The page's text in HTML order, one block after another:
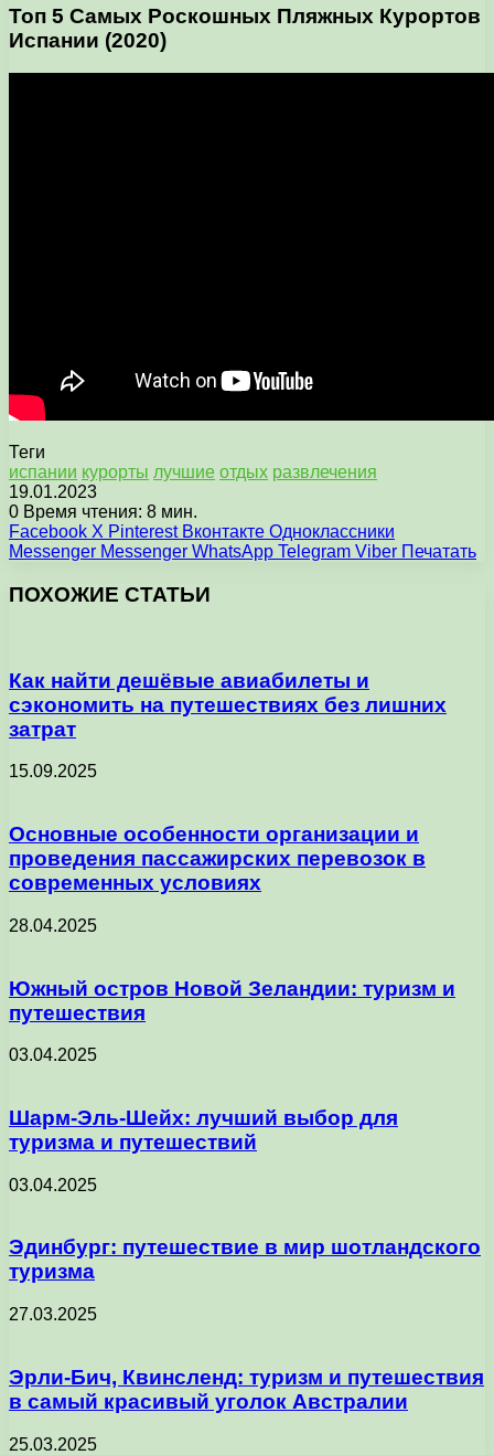
Топ 5 Самых Роскошных Пляжных Курортов
Испании (2020)
Теги
испании курорты лучшие отдых развлечения
19.01.2023
0 Время чтения: 8 мин.
Facebook X Pinterest Вконтакте Одноклассники
Messenger Messenger WhatsApp Telegram Viber Печатать
ПОХОЖИЕ СТАТЬИ
Как найти дешёвые авиабилеты и
сэкономить на путешествиях без лишних
затрат
15.09.2025
Основные особенности организации и
проведения пассажирских перевозок в
современных условиях
28.04.2025
Южный остров Новой Зеландии: туризм и
путешествия
03.04.2025
Шарм-Эль-Шейх: лучший выбор для
туризма и путешествий
03.04.2025
Эдинбург: путешествие в мир шотландского
туризма
27.03.2025
Эрли-Бич, Квинсленд: туризм и путешествия
в самый красивый уголок Австралии
25.03.2025